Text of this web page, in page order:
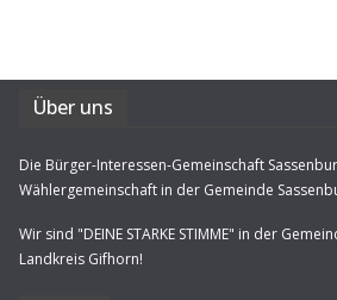
Über uns
Die Bürger-Interessen-Gemeinschaft
Wählergemeinschaft in der Gemeinde
Wir sind "DEINE STARKE STIMME" in der
Landkreis Gifhorn!